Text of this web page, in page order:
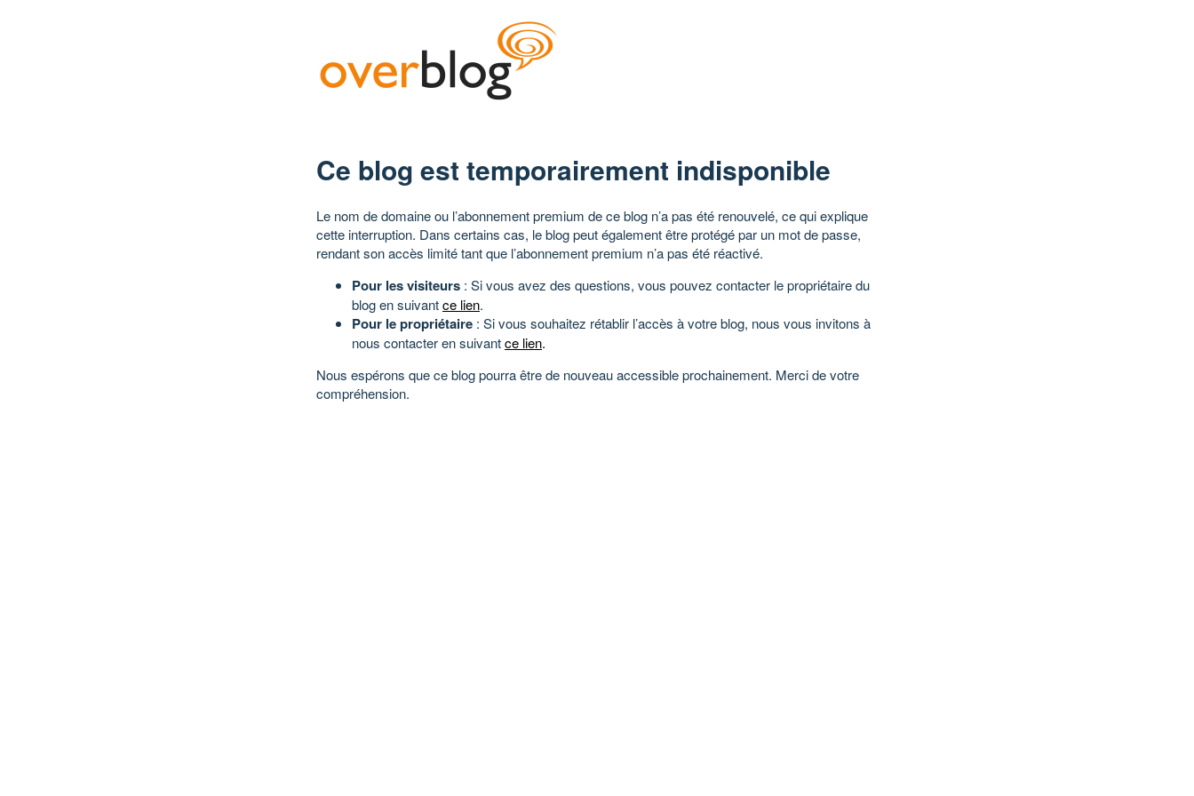
Ce blog est temporairement indisponible
Le nom de domaine ou l’abonnement premium de ce blog n’a pas été renouvelé, ce qui explique
cette interruption. Dans certains cas, le blog peut également être protégé par un mot de passe,
rendant son accès limité tant que l’abonnement premium n’a pas été réactivé.
Pour les visiteurs : Si vous avez des questions, vous pouvez contacter le propriétaire du
blog en suivantce lien.
Pour le propriétaire : Si vous souhaitez rétablir l’accès à votre blog, nous vous invitons à
nous contacter en suivantce lien.
Nous espérons que ce blog pourra être de nouveau accessible prochainement. Merci de votre
compréhension.